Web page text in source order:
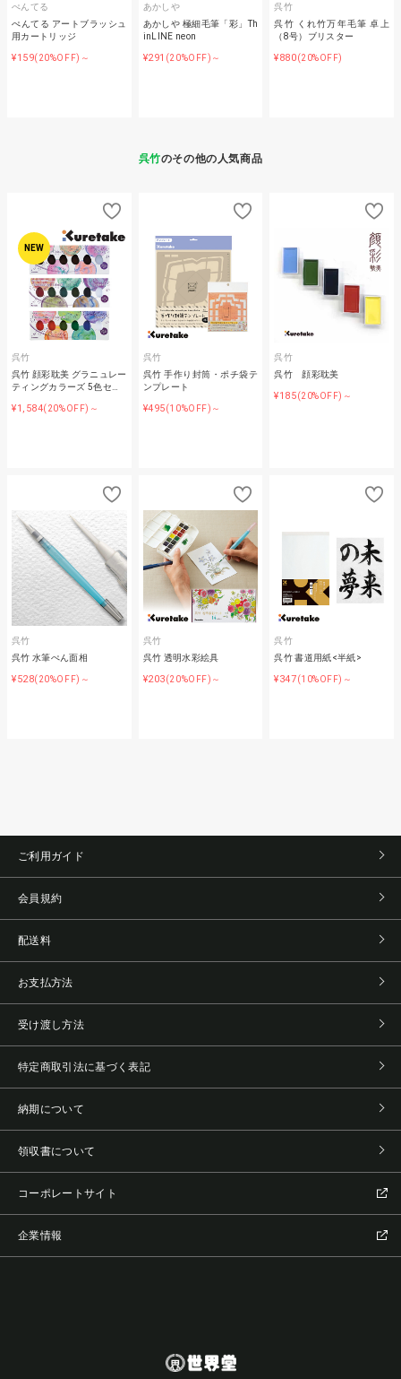
ぺんてる
ぺんてる アートブラッシュ
用カートリッジ
¥159(20%OFF)～
あかしや
あかしや 極細毛筆「彩」Th
inLINE neon
¥291 (20%OFF)～
呉竹
呉竹 くれ竹万年毛筆 卓上
（8号）ブリスター
¥880(20%OFF)
呉竹のその他の人気商品
NEW
呉竹
呉竹 顔彩耽美 グラニュレー
ティングカラーズ 5色セ…
¥1,584(20%OFF)～
呉竹
呉竹 手作り封筒・ポチ袋テ
ンプレート
¥495(10%OFF)～
呉竹
呉竹 顔彩耽美
¥185(20%OFF)～
呉竹
呉竹 水筆ぺん面相
¥528(20%OFF)～
呉竹
呉竹 透明水彩絵具
¥203(20%OFF)～
呉竹
呉竹 書道用紙<半紙>
¥347(10%OFF)～
ご利用ガイド
会員規約
配送料
お支払方法
受け渡し方法
特定商取引法に基づく表記
納期について
領収書について
コーポレートサイト
企業情報